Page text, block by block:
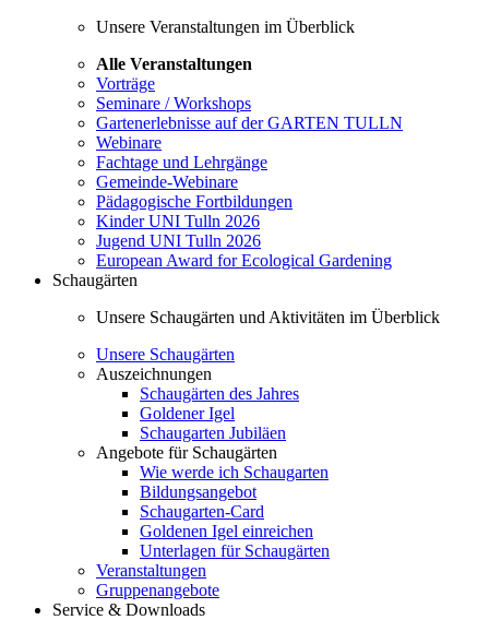
Unsere Veranstaltungen im Überblick
Alle Veranstaltungen
Vorträge
Seminare / Workshops
Gartenerlebnisse auf der GARTEN TULLN
Webinare
Fachtage und Lehrgänge
Gemeinde-Webinare
Pädagogische Fortbildungen
Kinder UNI Tulln 2026
Jugend UNI Tulln 2026
European Award for Ecological Gardening
Schaugärten
Unsere Schaugärten und Aktivitäten im Überblick
Unsere Schaugärten
Auszeichnungen
Schaugärten des Jahres
Goldener Igel
Schaugarten Jubiläen
Angebote für Schaugärten
Wie werde ich Schaugarten
Bildungsangebot
Schaugarten-Card
Goldenen Igel einreichen
Unterlagen für Schaugärten
Veranstaltungen
Gruppenangebote
Service & Downloads